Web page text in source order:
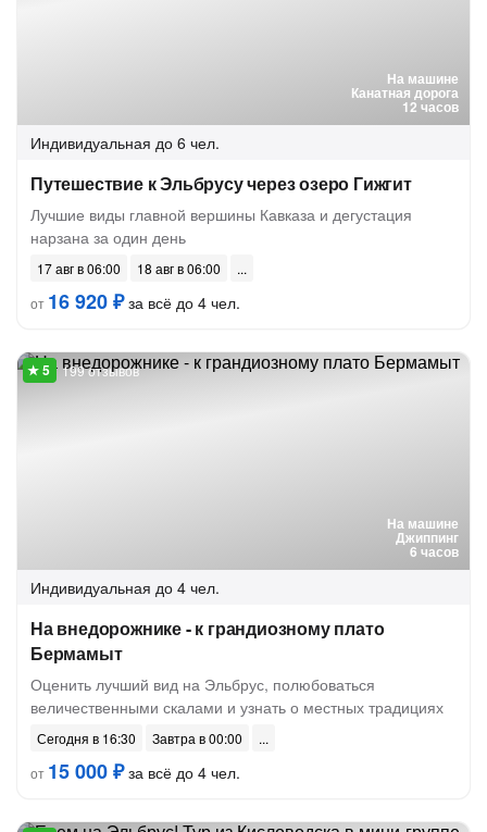
На машине
Канатная дорога
12 часов
Индивидуальная до 6 чел.
Путешествие к Эльбрусу через озеро Гижгит
Лучшие виды главной вершины Кавказа и дегустация
нарзана за один день
17 авг в 06:00
18 авг в 06:00
от 16 920 ₽за всё до 4 чел.
На машине
Джиппинг
6 часов
199 отзывов
Индивидуальная до 4 чел.
На внедорожнике - к грандиозному плато
Бермамыт
Оценить лучший вид на Эльбрус, полюбоваться
величественными скалами и узнать о местных традициях
Сегодня в 16:30
Завтра в 00:00
от 15 000 ₽за всё до 4 чел.